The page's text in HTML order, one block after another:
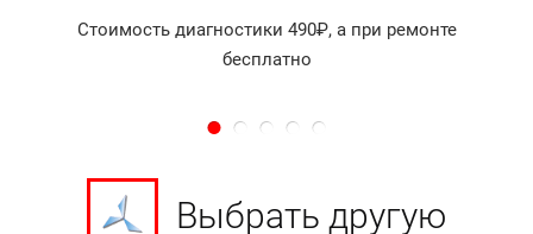
Стоимость диагностики 490₽, а при ремонте
бесплатно
Выбрать другую